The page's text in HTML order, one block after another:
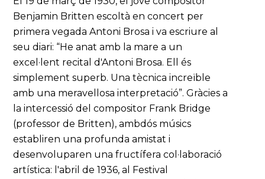
Benjamin Britten escoltà en concert per
primera vegada Antoni Brosa i va escriure al
seu diari: “He anat amb la mare a un
excel·lent recital d'Antoni Brosa. Ell és
simplement superb. Una tècnica increïble
amb una meravellosa interpretació”. Gràcies a
la intercessió del compositor Frank Bridge
(professor de Britten), ambdós músics
establiren una profunda amistat i
desenvoluparen una fructífera col·laboració
artística: l'abril de 1936, al Festival